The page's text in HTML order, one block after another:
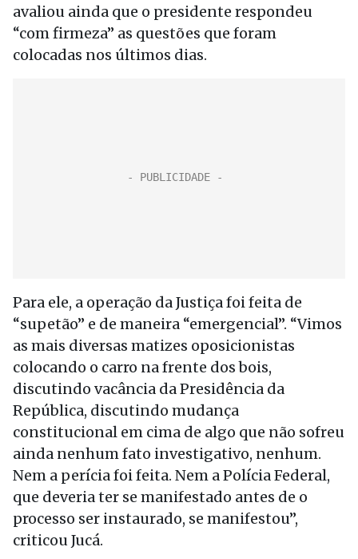
avaliou ainda que o presidente respondeu
“com firmeza” as questões que foram
colocadas nos últimos dias.
Para ele, a operação da Justiça foi feita de
“supetão” e de maneira “emergencial”. “Vimos
as mais diversas matizes oposicionistas
colocando o carro na frente dos bois,
discutindo vacância da Presidência da
República, discutindo mudança
constitucional em cima de algo que não sofreu
ainda nenhum fato investigativo, nenhum.
Nem a perícia foi feita. Nem a Polícia Federal,
que deveria ter se manifestado antes de o
processo ser instaurado, se manifestou”,
criticou Jucá.